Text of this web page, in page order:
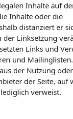
Inhalte auf
Inhalte oder die
distanziert er
Linksetzung
Links und
und
der Nutzung oder
der Seite, auf
verweist.